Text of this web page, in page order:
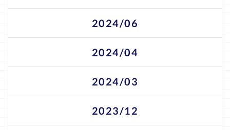
2024/06
2024/04
2024/03
2023/12